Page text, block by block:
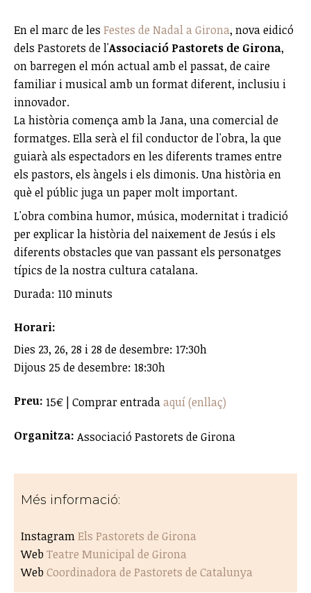
En el marc de les Festes de Nadal a Girona, nova eidicó
dels Pastorets de l'Associació Pastorets de Girona,
on barregen el món actual amb el passat, de caire
familiar i musical amb un format diferent, inclusiu i
innovador.
La història comença amb la Jana, una comercial de
formatges. Ella serà el fil conductor de l'obra, la que
guiarà als espectadors en les diferents trames entre
els pastors, els àngels i els dimonis. Una història en
què el públic juga un paper molt important.
L'obra combina humor, música, modernitat i tradició
per explicar la història del naixement de Jesús i els
diferents obstacles que van passant els personatges
típics de la nostra cultura catalana.
Durada: 110 minuts
Horari:
Dies 23, 26, 28 i 28 de desembre: 17:30h
Dijous 25 de desembre: 18:30h
Preu: 15€ | Comprar entradaaquí (enllaç)
Organitza: Associació Pastorets de Girona
Més informació:
InstagramEls Pastorets de Girona
WebTeatre Municipal de Girona
WebCoordinadora de Pastorets de Catalunya